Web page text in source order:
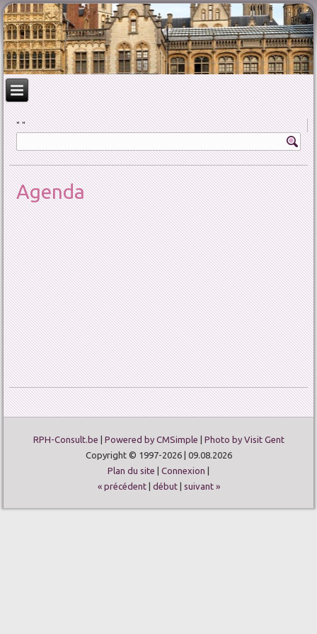
Agenda
RPH-Consult.be Powered by CMSimple
Photo by Visit Gent
Copyright © 1997-2026 | 09.08.2026
Plan du site
Connexion
« précédent| début| suivant »